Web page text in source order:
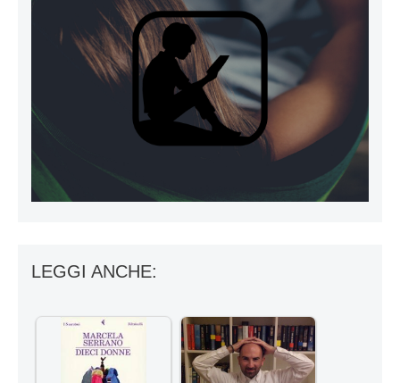
LEGGI ANCHE: